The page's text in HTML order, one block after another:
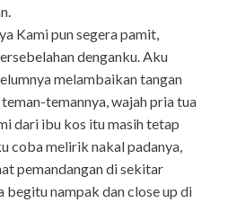
Kami pun segera pamit,
denganku. Aku
melambaikan tangan
temannya, wajah pria tua
dari ibu kos itu masih tetap
coba melirik nakal padanya,
pemandangan di sekitar
begitu nampak dan close up di